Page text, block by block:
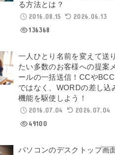
る方法とは？
2016.08.15
2026.06.13
136368
一人ひとり名前を変えて送り
たい多数のお客様への提案メ
ールの一括送信！CCやBCC
ではなく、WORDの差し込
機能を駆使しよう！
2016.07.04
2026.07.04
49100
パソコンのデスクトップ画